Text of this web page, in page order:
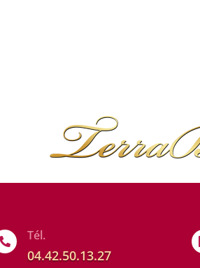
 Tél.
04.42.50.13.27